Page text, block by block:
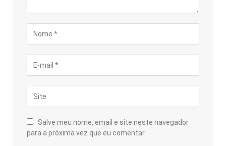
Salve meu nome, email e site neste navegador
para a próxima vez que eu comentar.